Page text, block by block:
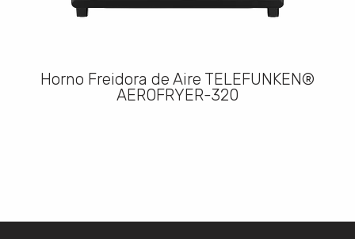
Horno Freidora de Aire TELEFUNKEN®
AEROFRYER-320